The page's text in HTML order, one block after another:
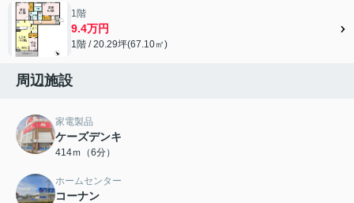
1階
9.4万円
1階 / 20.29坪(67.10㎡)
周辺施設
家電製品
ケーズデンキ
414ｍ（6分）
ホームセンター
コーナン